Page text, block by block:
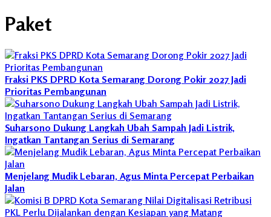
Paket
Fraksi PKS DPRD Kota Semarang Dorong Pokir 2027 Jadi
Prioritas Pembangunan
Suharsono Dukung Langkah Ubah Sampah Jadi Listrik,
Ingatkan Tantangan Serius di Semarang
Menjelang Mudik Lebaran, Agus Minta Percepat Perbaikan
Jalan